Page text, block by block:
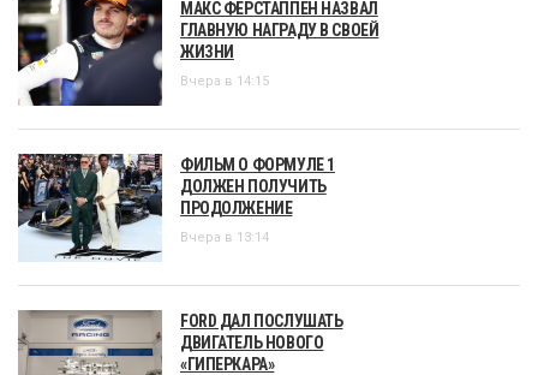
МАКС ФЕРСТАППЕН НАЗВАЛ
ГЛАВНУЮ НАГРАДУ В СВОЕЙ
ЖИЗНИ
Вчера в 14:15
ФИЛЬМ О ФОРМУЛЕ 1
ДОЛЖЕН ПОЛУЧИТЬ
ПРОДОЛЖЕНИЕ
Вчера в 13:14
FORD ДАЛ ПОСЛУШАТЬ
ДВИГАТЕЛЬ НОВОГО
«ГИПЕРКАРА»